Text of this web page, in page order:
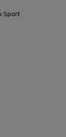
Sport